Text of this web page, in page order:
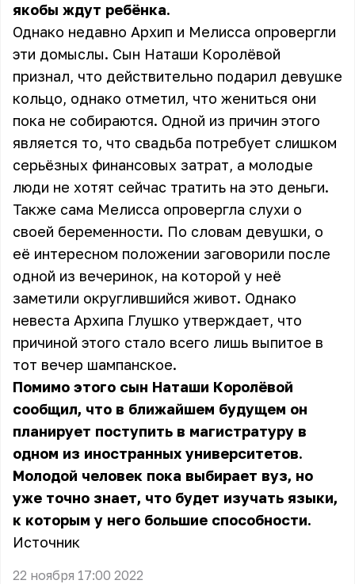
якобы ждут ребёнка.
Однако недавно Архип и Мелисса опровергли
эти домыслы. Сын Наташи Королёвой
признал, что действительно подарил девушке
кольцо, однако отметил, что жениться они
пока не собираются. Одной из причин этого
является то, что свадьба потребует слишком
серьёзных финансовых затрат, а молодые
люди не хотят сейчас тратить на это деньги.
Также сама Мелисса опровергла слухи о
своей беременности. По словам девушки, о
её интересном положении заговорили после
одной из вечеринок, на которой у неё
заметили округлившийся живот. Однако
невеста Архипа Глушко утверждает, что
причиной этого стало всего лишь выпитое в
тот вечер шампанское.
Помимо этого сын Наташи Королёвой
сообщил, что в ближайшем будущем он
планирует поступить в магистратуру в
одном из иностранных университетов.
Молодой человек пока выбирает вуз, но
уже точно знает, что будет изучать языки,
к которым у него большие способности.
Источник
22 ноября 17:00 2022